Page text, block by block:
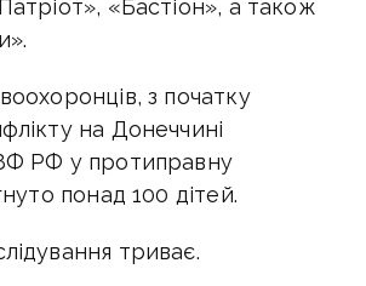
«Бастіон», а також
з початку
на Донеччині
РФ у протиправну
понад 100 дітей.
триває.